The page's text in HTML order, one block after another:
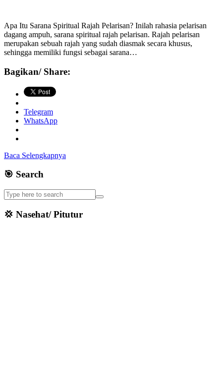
Apa Itu Sarana Spiritual Rajah Pelarisan? Inilah rahasia pelarisan
dagang ampuh, sarana spiritual rajah pelarisan. Rajah pelarisan
merupakan sebuah rajah yang sudah diasmak secara khusus,
sehingga memiliki fungsi sebagai sarana…
Bagikan/ Share:
Telegram
WhatsApp
Baca Selengkapnya
🎯 Search
💢 Nasehat/ Pitutur